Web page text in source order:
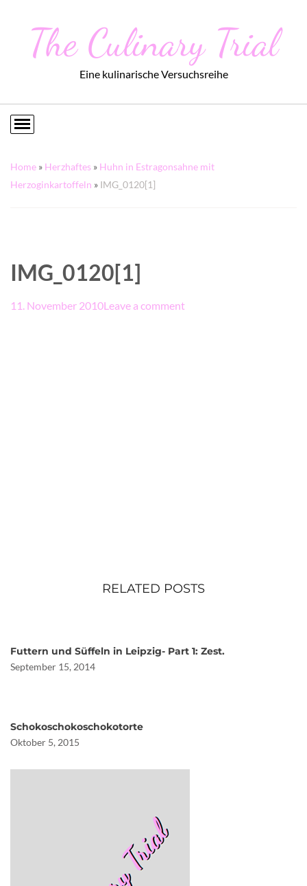
The Culinary Trial
Eine kulinarische Versuchsreihe
Home » Herzhaftes » Huhn in Estragonsahne mit
Herzoginkartoffeln » IMG_0120[1]
IMG_0120[1]
11. November 2010Leave a comment
RELATED POSTS
Futtern und Süffeln in Leipzig- Part 1: Zest.
September 15, 2014
Schokoschokoschokotorte
Oktober 5, 2015